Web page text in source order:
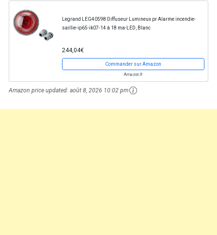
Legrand LEG40598 Diffuseur Lumineux pr Alarme incendie-
saillie-ip65-ik07-14 à 18 ma-LED, Blanc
244,04€
Commander sur Amazon
Amazon.fr
Amazon price updated: août 8, 2026 10:02 pm